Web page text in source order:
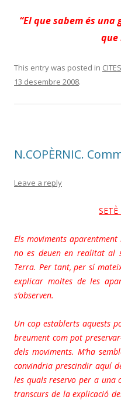
“El que sabem és una
que
This entry was posted in
13 desembre 2008.
N.COPÈRNIC.
Leave a reply
Els moviments
no es deuen en realitat al
Terra. Per tant, per sí
explicar moltes de les
s’observen.
Un cop establerts aquests
breument com pot
dels moviments. M’ha
convindria prescindir aquí
les quals reservo per a una
transcurs de la explicació